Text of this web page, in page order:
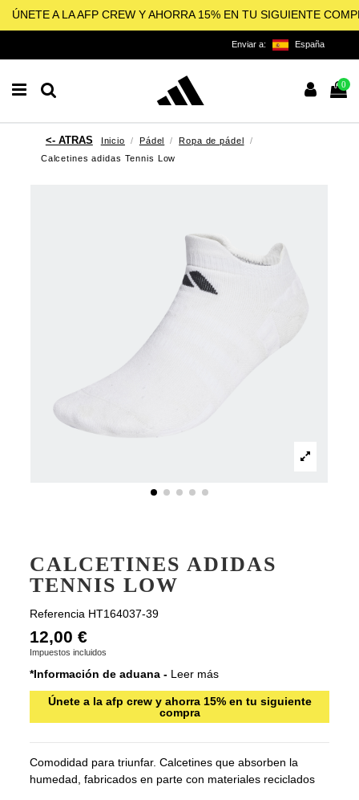
ÚNETE A LA AFP CREW Y AHORRA 15% EN TU SIGUIENTE
Enviar a: España
0
Inicio Pádel
Ropa de pádel
Calcetines adidas Tennis Low
CALCETINES ADIDAS
TENNIS LOW
Referencia HT164037-39
12,00 €
Impuestos incluidos
*Información de aduana - Leer más
Únete a la afp crew y ahorra 15% en tu siguiente
compra
Comodidad para triunfar. Calcetines que absorben la
humedad, fabricados en parte con materiales reciclados